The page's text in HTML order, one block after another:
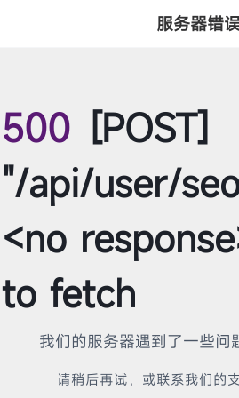
服务器错
500 [POST]
"/api/user/
<no
to fetch
我们的服务器遇到了一些问
请稍后再试，或联系我们的